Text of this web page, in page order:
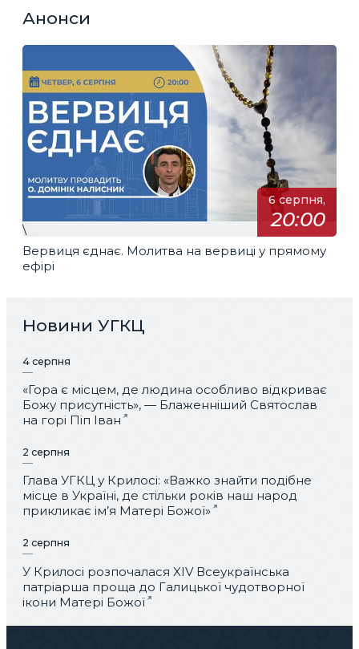
Анонси
6 серпня,
20:00
\
Вервиця єднає. Молитва на вервиці у прямому
ефірі
Новини УГКЦ
4 серпня
«Гора є місцем, де людина особливо відкриває
Божу присутність», — Блаженніший Святослав
на горі Піп Іван
2 серпня
Глава УГКЦ у Крилосі: «Важко знайти подібне
місце в Україні, де стільки років наш народ
прикликає ім’я Матері Божої»
2 серпня
У Крилосі розпочалася XIV Всеукраїнська
патріарша проща до Галицької чудотворної
ікони Матері Божої